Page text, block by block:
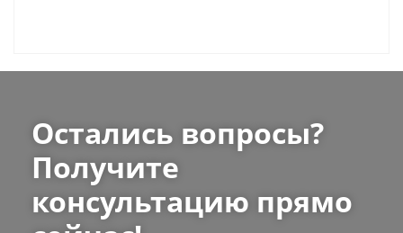
Остались вопросы?
Получите
консультацию прямо